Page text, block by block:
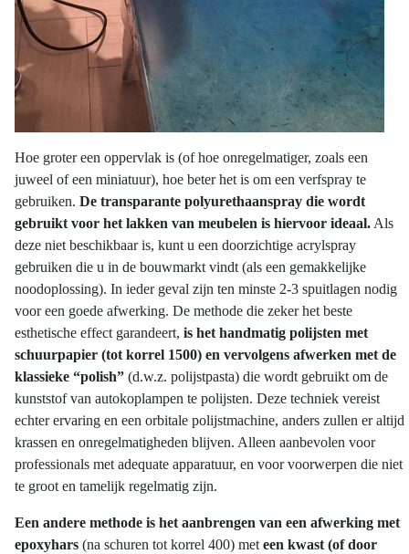
Hoe groter een oppervlak is (of hoe onregelmatiger, zoals een
juweel of een miniatuur), hoe beter het is om een verfspray te
gebruiken. De transparante polyurethaanspray die wordt
gebruikt voor het lakken van meubelen is hiervoor ideaal. Als
deze niet beschikbaar is, kunt u een doorzichtige acrylspray
gebruiken die u in de bouwmarkt vindt (als een gemakkelijke
noodoplossing). In ieder geval zijn ten minste 2-3 spuitlagen nodig
voor een goede afwerking. De methode die zeker het beste
esthetische effect garandeert, is het handmatig polijsten met
schuurpapier (tot korrel 1500) en vervolgens afwerken met de
klassieke “polish” (d.w.z. polijstpasta) die wordt gebruikt om de
kunststof van autokoplampen te polijsten. Deze techniek vereist
echter ervaring en een orbitale polijstmachine, anders zullen er altijd
krassen en onregelmatigheden blijven. Alleen aanbevolen voor
professionals met adequate apparatuur, en voor voorwerpen die niet
te groot en tamelijk regelmatig zijn.
Een andere methode is het aanbrengen van een afwerking met
epoxyhars (na schuren tot korrel 400) met een kwast (of door